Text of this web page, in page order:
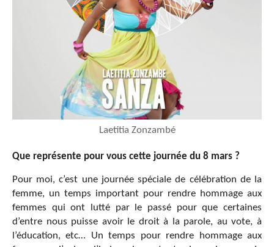
Laetitia Zonzambé
Que représente pour vous cette journée du 8 mars ?
Pour moi, c’est une journée spéciale de célébration de la
femme, un temps important pour rendre hommage aux
femmes qui ont lutté par le passé pour que certaines
d’entre nous puisse avoir le droit à la parole, au vote, à
l’éducation, etc… Un temps pour rendre hommage aux